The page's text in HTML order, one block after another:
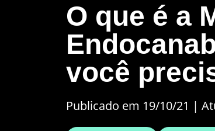
O que é a
você
Publicado em 19/10/21 |